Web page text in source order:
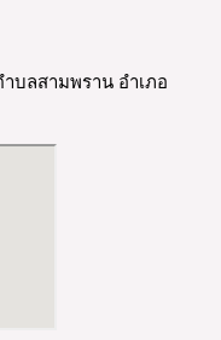
บลสามพราน อำเภอ